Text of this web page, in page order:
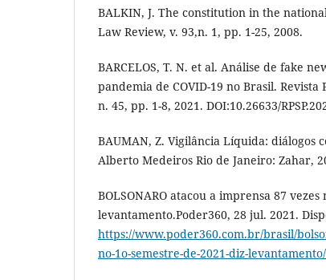
BALKIN, J. The constitution in the
Law Review, v. 93,n. 1, pp. 1-25, 2008.
BARCELOS, T. N. et al. Análise de fake
pandemia de COVID-19 no Brasil.
n. 45, pp. 1-8, 2021. DOI:10.26633/
BAUMAN, Z. Vigilância Líquida: diálogos
Alberto Medeiros Rio de Janeiro: Zahar,
BOLSONARO atacou a imprensa 87
levantamento.Poder360, 28 jul. 2021.
https://www.poder360.com.br/brasil/
no-1o-semestre-de-2021-diz-levantamento/